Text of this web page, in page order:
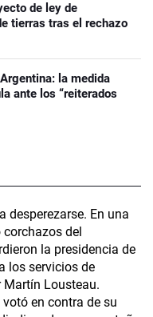
de ley de
tierras tras el rechazo
la medida
ante los “reiterados
desperezarse. En una
del
la presidencia de
los servicios de
Lousteau.
en contra de su